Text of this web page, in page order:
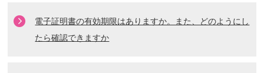
電子証明書の有効期限はありますか。また、どのようにし
たら確認できますか